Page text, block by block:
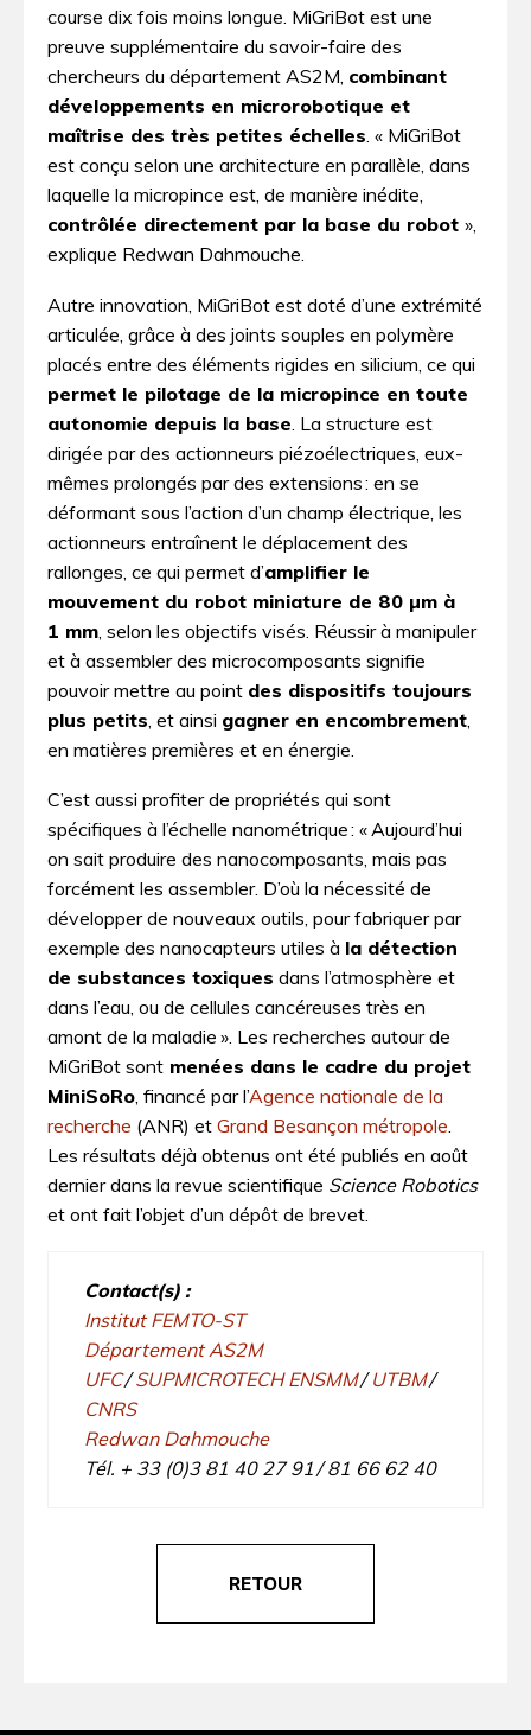
course dix fois moins longue. MiGriBot est une
preuve supplémentaire du savoir-faire des
chercheurs du département AS2M, combinant
développements en microrobotique et
maîtrise des très petites échelles. « MiGriBot
est conçu selon une architecture en parallèle, dans
laquelle la micropince est, de manière inédite,
contrôlée directement par la base du robot »,
explique Redwan Dahmouche.
Autre innovation, MiGriBot est doté d’une extrémité
articulée, grâce à des joints souples en polymère
placés entre des éléments rigides en silicium, ce qui
permet le pilotage de la micropince en toute
autonomie depuis la base . La structure est
dirigée par des actionneurs piézoélectriques, eux-
mêmes prolongés par des extensions : en se
déformant sous l’action d’un champ électrique, les
actionneurs entraînent le déplacement des
rallonges, ce qui permet d’amplifier le
mouvement du robot miniature de 80 µ­m à
1 m­m , selon les objectifs visés. Réussir à manipuler
et à assembler des microcomposants signifie
pouvoir mettre au point des dispositifs toujours
plus petits , et ainsi gagner en encombrement
en matières premières et en énergie.
C’est aussi profiter de propriétés qui sont
spécifiques à l’échelle nanométrique : « Aujourd’hui
on sait produire des nanocomposants, mais pas
forcément les assembler. D’où la nécessité de
développer de nouveaux outils, pour fabriquer par
exemple des nanocapteurs utiles à la détection
de substances toxiques dans l’atmosphère et
dans l’eau, ou de cellules cancéreuses très en
amont de la maladie ». Les recherches autour de
MiGriBot sont menées dans le cadre du projet
MiniSoRo, financé par l’Agence nationale de la
recherche (ANR) et Grand Besançon métropole.
Les résultats déjà obtenus ont été publiés en août
dernier dans la revue scientifique Science Robotics
et ont fait l’objet d’un dépôt de brevet.
Contact(s) :
Institut FEMTO-ST
Département AS2M
UFC/SUPMICROTECH ENSMM/UTBM/
CNRS
Redwan Dahmouche
Tél. + 33 (0)3 81 40 27 91 / 81 66 62 40
RETOUR